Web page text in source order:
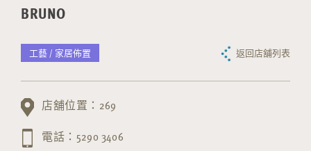
BRUNO
工藝 / 家居佈置 返回店舖列表
店舖位置：269
電話：5290 3406